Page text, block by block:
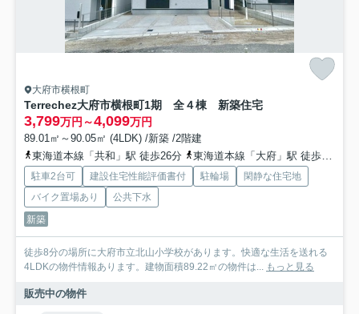
大府市横根町
Terrechez大府市横根町1期 全４棟 新築住宅
3,799万円～4,099万円
89.01㎡～90.05㎡ (4LDK) /新築 /2階建
東海道本線「共和」駅 徒歩26分
東海道本線「大府」駅 徒歩38分
駐車2台可 建設住宅性能評価書付 駐輪場
閑静な住宅地
バイク置場あり
公共下水
新築
徒歩8分の場所に大府市立北山小学校があります。快適な生活を送れる
4LDKの物件情報あります。建物面積89.22㎡の物件は... もっと見る
販売中の物件